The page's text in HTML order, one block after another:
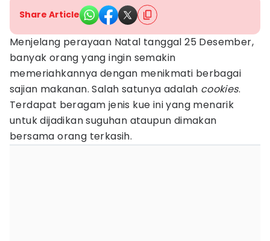
Share Article
Menjelang perayaan Natal tanggal 25 Desember,
banyak orang yang ingin semakin
memeriahkannya dengan menikmati berbagai
sajian makanan. Salah satunya adalah cookies.
Terdapat beragam jenis kue ini yang menarik
untuk dijadikan suguhan ataupun dimakan
bersama orang terkasih.